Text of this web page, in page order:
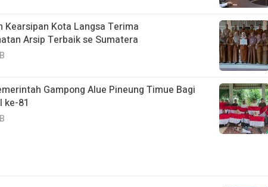
Kearsipan Kota Langsa Terima
Arsip Terbaik se Sumatera
Gampong Alue Pineung Timue Bagi
ke-81